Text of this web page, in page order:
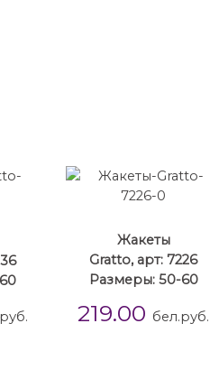
Жакеты
Gratto, арт: 7226
Размеры: 50-60
219.00 бел.руб.